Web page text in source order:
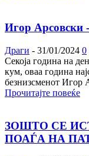
Игор Арсовски
Драги - 31/01/2024 0
Секоја година на
кум, оваа година
безнизсменот
Прочитајте повеќе
ЗОШТО СЕ
ПОАЃА НА